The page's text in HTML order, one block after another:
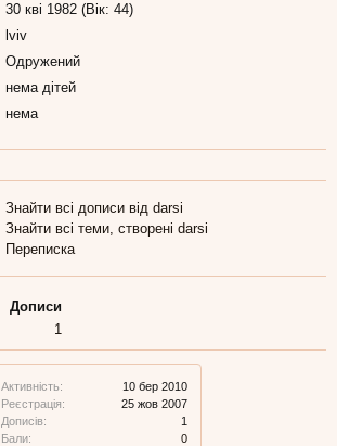
Активність:
10 бер 2010
Реєстрація:
25 жов 2007
Дописів:
1
Бали:
0
30 кві 1982 (Вік: 44)
lviv
Одружений
нема дітей
нема
Знайти всі дописи від darsi
Знайти всі теми, створені darsi
Переписка
Дописи
1